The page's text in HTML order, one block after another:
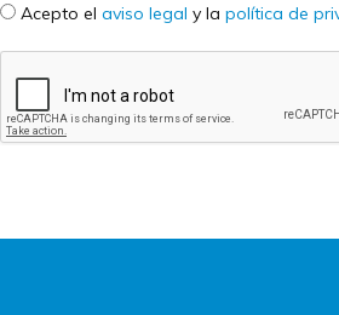
Check legal *
Acepto el aviso legal y la política de